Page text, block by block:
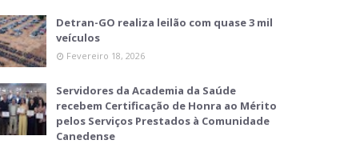
Detran-GO realiza leilão com quase 3 mil
veículos
Fevereiro 18, 2026
Servidores da Academia da Saúde
recebem Certificação de Honra ao Mérito
pelos Serviços Prestados à Comunidade
Canedense